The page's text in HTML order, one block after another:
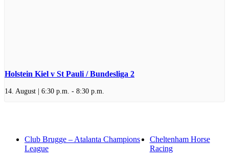
Holstein Kiel v St Pauli / Bundesliga 2
14. August | 6:30 p.m. - 8:30 p.m.
Club Brugge – Atalanta Champions
League
Cheltenham Horse
Racing